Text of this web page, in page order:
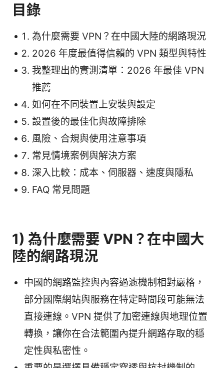
目錄
為什麼需要 VPN？在中國大陸的網路現況
2026 年度最值得信賴的 VPN 類型與特性
我整理出的實測清單：2026 年最佳 VPN
推薦
如何在不同裝置上安裝與設定
設置後的最佳化與故障排除
風險、合規與使用注意事項
常見情境案例與解決方案
深入比較：成本、伺服器、速度與隱私
FAQ 常見問題
1) 為什麼需要 VPN？在中國大
陸的網路現況
中國的網路監控與內容過濾機制相對嚴格，
部分國際網站與服務在特定時間段可能無法
直接連線。VPN 提供了加密連線與地理位置
轉換，讓你在合法範圍內提升網路存取的穩
定性與私密性。